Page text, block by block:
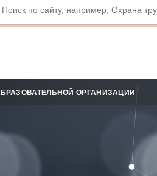
ОРГАНИЗАЦИИ